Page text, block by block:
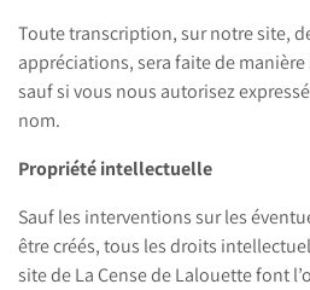
Toute transcription, sur notre site,
appréciations, sera faite de
sauf si vous nous autorisez
nom.
Propriété intellectuelle
Sauf les interventions sur les
être créés, tous les droits
site de La Cense de Lalouette font